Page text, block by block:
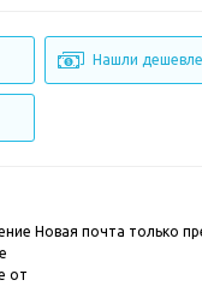
Нашли
Новая почта только
от